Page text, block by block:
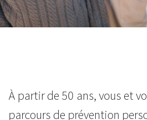
À partir de 50 ans, vous et
parcours de prévention